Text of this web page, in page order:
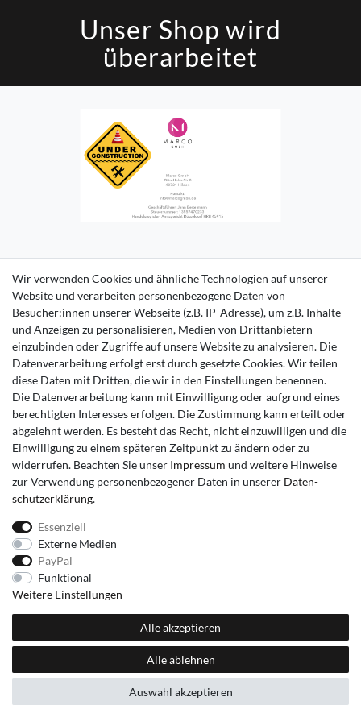
Unser Shop wird
überarbeitet
Wir verwenden Cookies und ähnliche Technologien auf unserer
Website und verarbeiten personenbezogene Daten von
Besucher:innen unserer Webseite (z.B. IP-Adresse), um z.B. Inhalte
und Anzeigen zu personalisieren, Medien von Drittanbietern
einzubinden oder Zugriffe auf unsere Website zu analysieren. Die
Datenverarbeitung erfolgt erst durch gesetzte Cookies. Wir teilen
diese Daten mit Dritten, die wir in den Einstellungen benennen.
Die Datenverarbeitung kann mit Einwilligung oder aufgrund eines
berechtigten Interesses erfolgen. Die Zustimmung kann erteilt oder
abgelehnt werden. Es besteht das Recht, nicht einzuwilligen und die
Einwilligung zu einem späteren Zeitpunkt zu ändern oder zu
widerrufen. Beachten Sie unser Impressum und weitere Hinweise
zur Verwendung personenbezogener Daten in unserer Daten­
schutz­erklärung.
Essenziell
Externe Medien
PayPal
Funktional
Weitere Einstellungen
Alle akzeptieren
Alle ablehnen
Auswahl akzeptieren